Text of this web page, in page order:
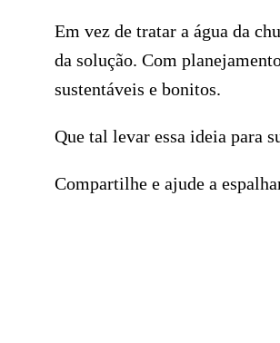
Em vez de tratar a água da
da solução. Com
sustentáveis e bonitos.
Que tal levar essa ideia para
Compartilhe e ajude a